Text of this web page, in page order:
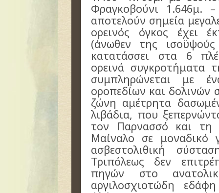
Φραγκοβούνι 1.646μ.
αποτελούν σημεία
ορεινός όγκος έχει
(άνωθεν της
κατατάσσει στα 6
ορεινά συγκροτήματα
συμπληρώνεται με
οροπεδίων και δολινών
ζώνη αμέτρητα
λιβάδια, που
τον Παρνασσό και τη
Μαίναλο σε μοναδικό
ασβεστολιθική
Τριπόλεως δεν
πηγών στο
αργιλοσχιοτώδη